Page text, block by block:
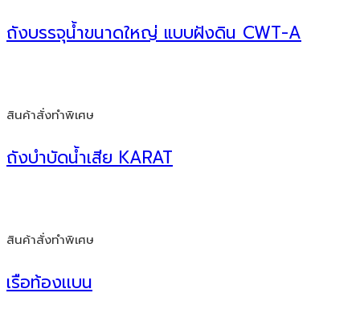
ถังบรรจุน้ำขนาดใหญ่ แบบฝังดิน CWT-A
สินค้าสั่งทำพิเศษ
ถังบำบัดน้ำเสีย KARAT
สินค้าสั่งทำพิเศษ
เรือท้องเเบน